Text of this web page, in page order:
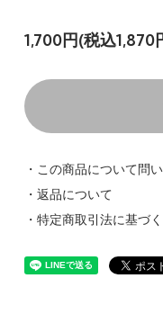
1,700円(税込1,870
・この商品について問
・返品について
・特定商取引法に基づ